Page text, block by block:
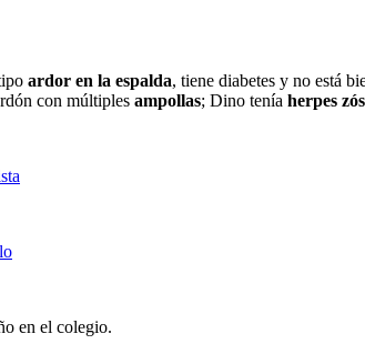
ardor en la espalda, tiene diabetes y no está
con múltiples ampollas; Dino tenía herpes
en el colegio.